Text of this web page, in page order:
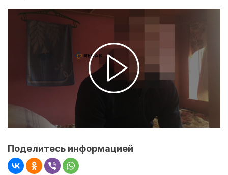
Поделитесь информацией